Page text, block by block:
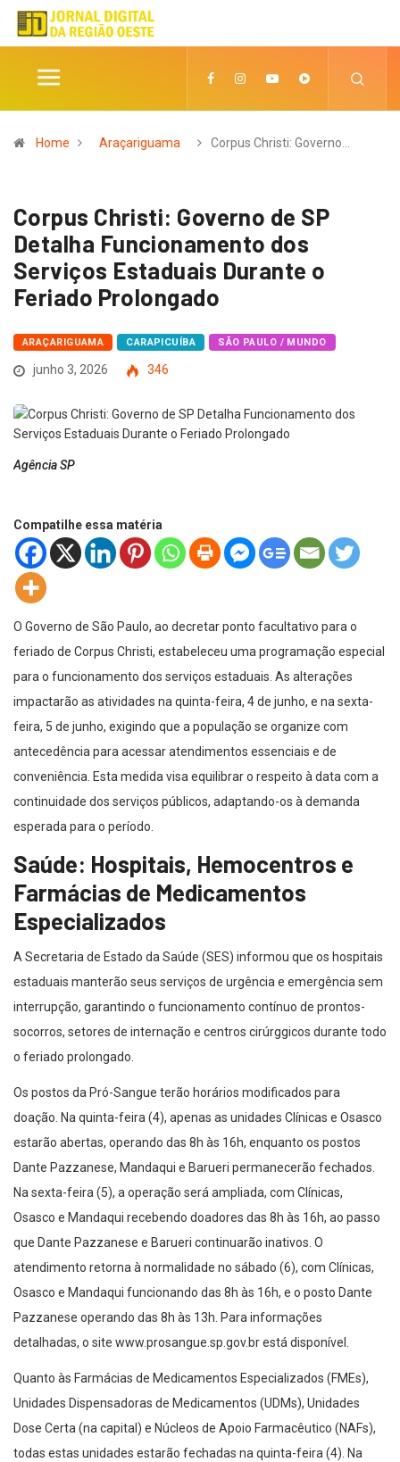
Home Araçariguama Corpus Christi: Governo…
Corpus Christi: Governo de SP
Detalha Funcionamento dos
Serviços Estaduais Durante o
Feriado Prolongado
ARAÇARIGUAMA CARAPICUÍBA SÃO PAULO / MUNDO
junho 3, 2026 346
Agência SP
Compatilhe essa matéria
O Governo de São Paulo, ao decretar ponto facultativo para o
feriado de Corpus Christi, estabeleceu uma programação especial
para o funcionamento dos serviços estaduais. As alterações
impactarão as atividades na quinta-feira, 4 de junho, e na sexta-
feira, 5 de junho, exigindo que a população se organize com
antecedência para acessar atendimentos essenciais e de
conveniência. Esta medida visa equilibrar o respeito à data com a
continuidade dos serviços públicos, adaptando-os à demanda
esperada para o período.
Saúde: Hospitais, Hemocentros e
Farmácias de Medicamentos
Especializados
A Secretaria de Estado da Saúde (SES) informou que os hospitais
estaduais manterão seus serviços de urgência e emergência sem
interrupção, garantindo o funcionamento contínuo de prontos-
socorros, setores de internação e centros cirúrggicos durante todo
o feriado prolongado.
Os postos da Pró-Sangue terão horários modificados para
doação. Na quinta-feira (4), apenas as unidades Clínicas e Osasco
estarão abertas, operando das 8h às 16h, enquanto os postos
Dante Pazzanese, Mandaqui e Barueri permanecerão fechados.
Na sexta-feira (5), a operação será ampliada, com Clínicas,
Osasco e Mandaqui recebendo doadores das 8h às 16h, ao passo
que Dante Pazzanese e Barueri continuarão inativos. O
atendimento retorna à normalidade no sábado (6), com Clínicas,
Osasco e Mandaqui funcionando das 8h às 16h, e o posto Dante
Pazzanese operando das 8h às 13h. Para informações
detalhadas, o site www.prosangue.sp.gov.br está disponível.
Quanto às Farmácias de Medicamentos Especializados (FMEs),
Unidades Dispensadoras de Medicamentos (UDMs), Unidades
Dose Certa (na capital) e Núcleos de Apoio Farmacêutico (NAFs),
todas estas unidades estarão fechadas na quinta-feira (4). Na